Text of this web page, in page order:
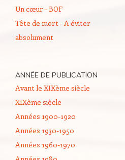
Un cœur – BOF
Tête de mort – A éviter
absolument
ANNÉE DE PUBLICATION
Avant le XIXème siècle
XIXème siècle
Années 1900-1920
Années 1930-1950
Années 1960-1970